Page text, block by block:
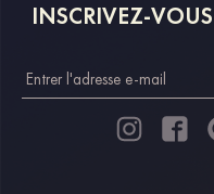
INSCRIVEZ-